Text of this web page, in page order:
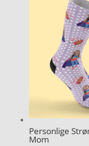
Personlige
Mom